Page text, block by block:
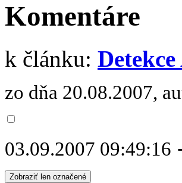
Komentáre
k článku:
zo dňa 20.08.2007,
03.09.2007 09:49:16
Zobraziť len označené